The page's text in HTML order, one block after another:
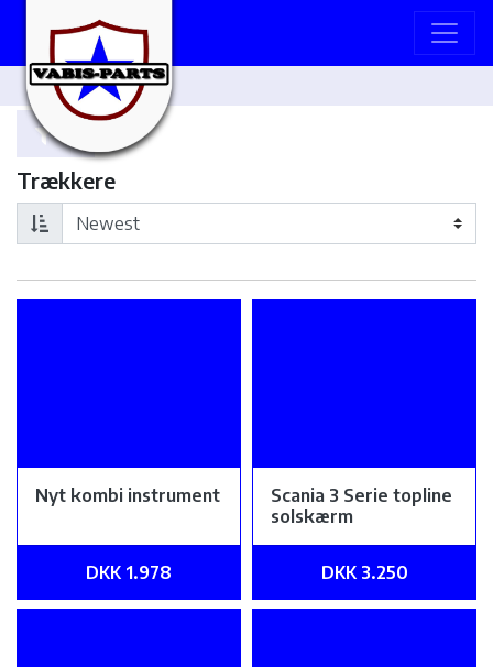
Trækkere
Nyt kombi instrument
DKK 1.978
Scania 3 Serie topline
solskærm
DKK 3.250